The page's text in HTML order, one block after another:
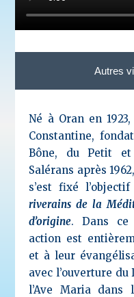
Autres
Né à Oran en
Constantine,
Bône, du Petit
Salérans après
s’est fixé
riverains de la
d’origine. Dans ce
action est
et à leur
avec l’ouverture du
l’Ave Maria